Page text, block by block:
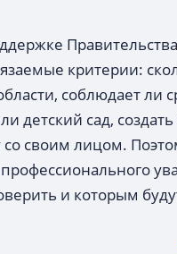
критерии:
соблюдает ли
детский сад,
со своим лицом.
и которым